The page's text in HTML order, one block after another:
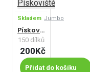
Skladem Jumbo
Pískoviště
150 dílků
200Kč
Přidat do košíku